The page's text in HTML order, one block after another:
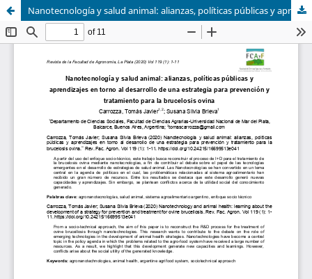
Nanotecnología y salud animal: alianzas, políticas públicas y aprendizajes en torno al desarrollo de una estrategia para prevención y tratamiento para la brucelosis ovina